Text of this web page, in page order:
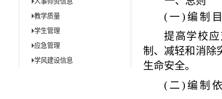
教学质量
学生管理
应急管理
学风建设信息
( 一) 编制
提高学校
制、减轻和消除
生命安全。
( 二 ) 编制